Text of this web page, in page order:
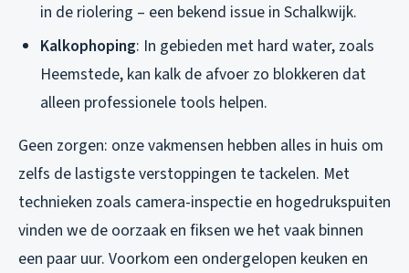
in de riolering – een bekend issue in Schalkwijk.
Kalkophoping: In gebieden met hard water, zoals
Heemstede, kan kalk de afvoer zo blokkeren dat
alleen professionele tools helpen.
Geen zorgen: onze vakmensen hebben alles in huis om
zelfs de lastigste verstoppingen te tackelen. Met
technieken zoals camera-inspectie en hogedrukspuiten
vinden we de oorzaak en fiksen we het vaak binnen
een paar uur. Voorkom een ondergelopen keuken en